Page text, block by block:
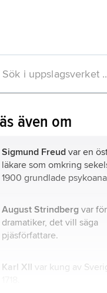
även om
Sigmund Freud var en
läkare som omkring
1900 grundlade
August Strindberg var
dramatiker, det vill säga
pjäsförfattare.
Karl XII var kung av